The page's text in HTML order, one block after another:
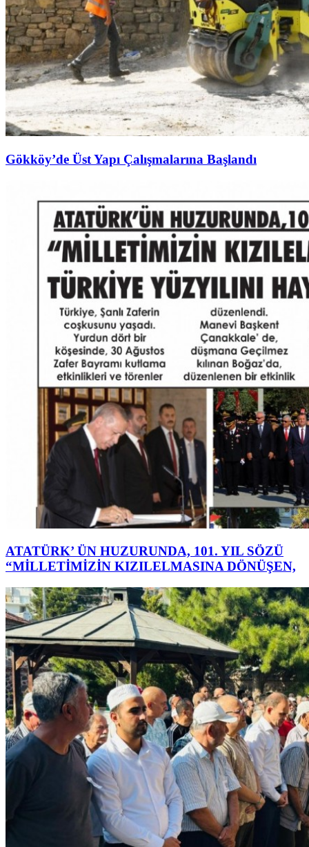
Gökköy’de Üst Yapı Çalışmalarına Başlandı
ATATÜRK’ ÜN HUZURUNDA, 101. YIL SÖZÜ
“MİLLETİMİZİN KIZILELMASINA DÖNÜŞEN,